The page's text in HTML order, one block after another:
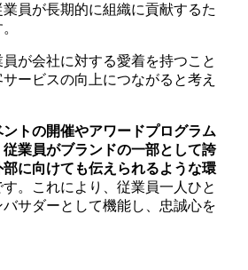
員が長期的に組織に貢献するた
が会社に対する愛着を持つこと
ービスの向上につながると考え
トの開催やアワードプログラム
業員がブランドの一部として誇
に向けても伝えられるような環
す。これにより、従業員一人ひと
サダーとして機能し、忠誠心を